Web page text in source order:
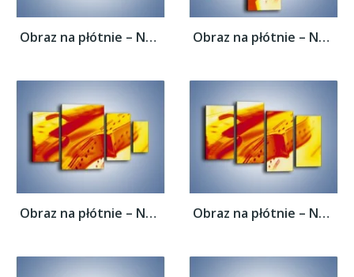
Obraz na płótnie – Nuty odbite w świetle... Obraz na płótnie – Nuty odbite w świetle...
Obraz na płótnie – Nuty odbite w świetle... Obraz na płótnie – Nuty odbite w świetle...